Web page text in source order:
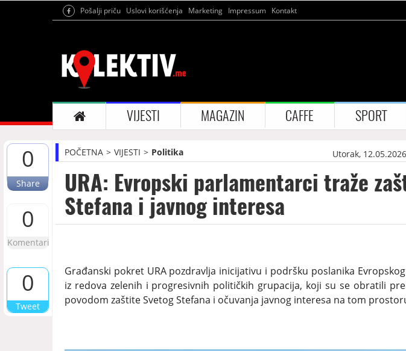
Pošalji priču Uslovi korišćenja Marketing Impressum Kontakt
VIJESTI MAGAZIN CAFFE SPORT
0
Share
0
Komentari
0
Tweet
POČETNA VIJESTI Politika Utorak,
URA: Evropski parlamentarci traže
Stefana i javnog interesa
Građanski pokret URA pozdravlja inicijativu i podršku poslanika
iz redova zelenih i progresivnih političkih grupacija, koji su se obratili
povodom zaštite Svetog Stefana i očuvanja javnog interesa na tom